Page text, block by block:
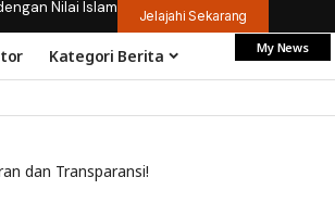
Nilai Islam Jelajahi Sekarang
Kategori Berita My News
dan Transparansi!